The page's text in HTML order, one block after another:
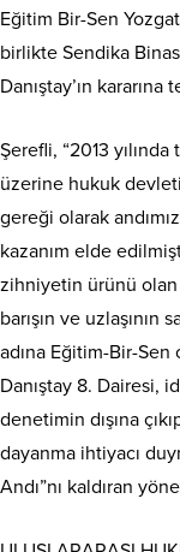
Eğitim Bir-Sen
birlikte Sendika
Danıştay’ın
Şerefli, “2013
üzerine hukuk
gereği olarak
kazanım elde
zihniyetin ürünü olan
barışın ve uzlaşının
adına Eğitim-Bir-
Danıştay 8. Dairesi,
denetimin dışına
dayanma ihtiyacı
Andı”nı kaldıran